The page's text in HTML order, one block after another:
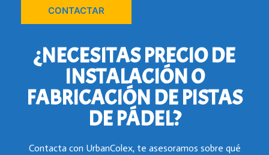
¿NECESITAS PRECIO DE
INSTALACIÓN O
FABRICACIÓN DE PISTAS
DE PÁDEL?
Contacta con UrbanColex, te asesoramos sobre qué
CONTACTAR